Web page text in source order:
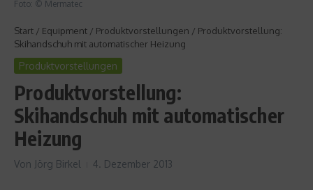
Foto: © Mermatec
Start / Equipment / Produktvorstellungen / Produktvorstellung:
Skihandschuh mit automatischer Heizung
Produktvorstellungen
Produktvorstellung:
Skihandschuh mit automatischer
Heizung
Von Jörg Birkel 4. Dezember 2013